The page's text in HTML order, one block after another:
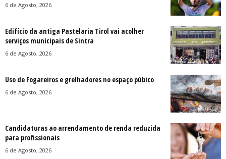
6 de Agosto, 2026
Edifício da antiga Pastelaria Tirol vai acolher
serviços municipais de Sintra
6 de Agosto, 2026
Uso de Fogareiros e grelhadores no espaço púbico
6 de Agosto, 2026
Candidaturas ao arrendamento de renda reduzida
para profissionais
6 de Agosto, 2026